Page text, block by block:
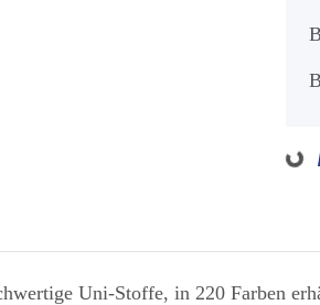
Uni-Stoffe, in 220 Farben